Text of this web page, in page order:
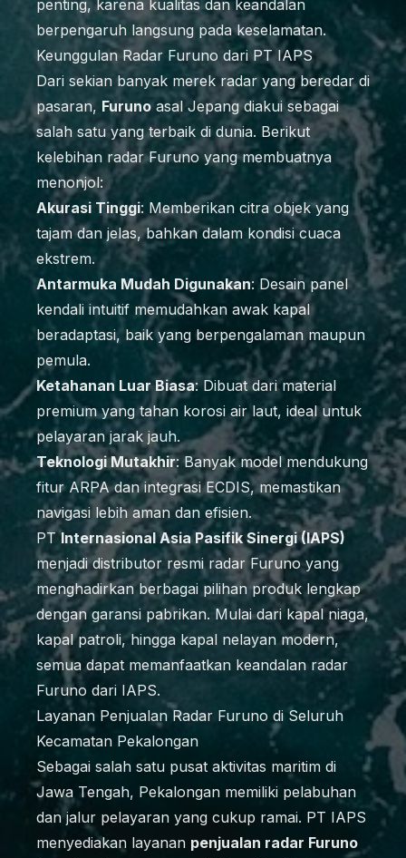
penting, karena kualitas dan keandalan
berpengaruh langsung pada keselamatan.
Keunggulan Radar Furuno dari PT IAPS
Dari sekian banyak merek radar yang beredar di
pasaran, Furuno asal Jepang diakui sebagai
salah satu yang terbaik di dunia. Berikut
kelebihan radar Furuno yang membuatnya
menonjol:
Akurasi Tinggi: Memberikan citra objek yang
tajam dan jelas, bahkan dalam kondisi cuaca
ekstrem.
Antarmuka Mudah Digunakan: Desain panel
kendali intuitif memudahkan awak kapal
beradaptasi, baik yang berpengalaman maupun
pemula.
Ketahanan Luar Biasa: Dibuat dari material
premium yang tahan korosi air laut, ideal untuk
pelayaran jarak jauh.
Teknologi Mutakhir: Banyak model mendukung
fitur ARPA dan integrasi ECDIS, memastikan
navigasi lebih aman dan efisien.
PTInternasional Asia Pasifik Sinergi (IAPS)
menjadi distributor resmi radar Furuno yang
menghadirkan berbagai pilihan produk lengkap
dengan garansi pabrikan. Mulai dari kapal niaga,
kapal patroli, hingga kapal nelayan modern,
semua dapat memanfaatkan keandalan radar
Furuno dari IAPS.
Layanan Penjualan Radar Furuno di Seluruh
Kecamatan Pekalongan
Sebagai salah satu pusat aktivitas maritim di
Jawa Tengah, Pekalongan memiliki pelabuhan
dan jalur pelayaran yang cukup ramai. PT IAPS
menyediakan layanan penjualan radar Furuno